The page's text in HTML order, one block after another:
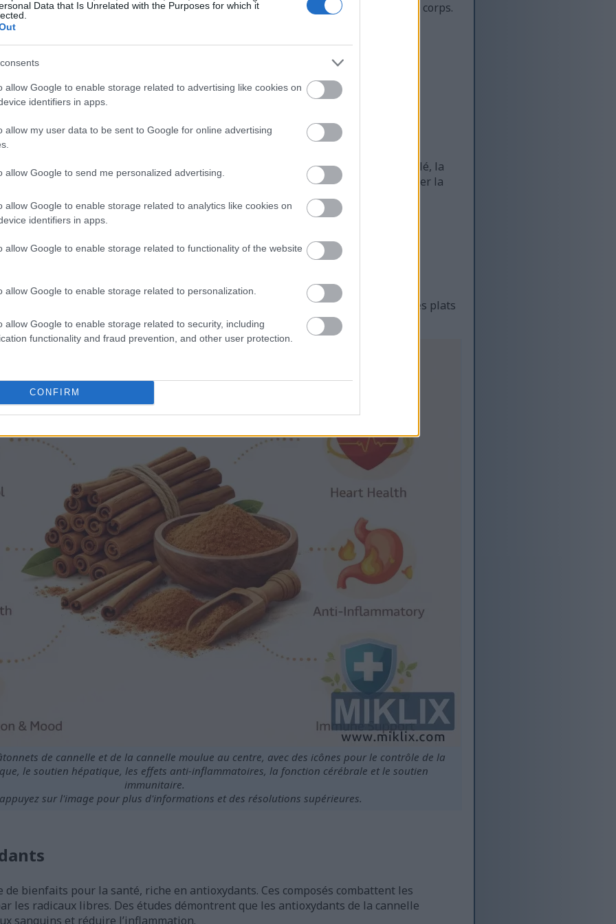
Data that Is Unrelated with the Purposes for which it
allow Google to enable storage related to advertising like cookies on
identifiers in apps.
allow my user data to be sent to Google for online advertising
allow Google to send me personalized advertising.
allow Google to enable storage related to analytics like cookies on
identifiers in apps.
allow Google to enable storage related to functionality of the website
allow Google to enable storage related to personalization.
allow Google to enable storage related to security, including
functionality and fraud prevention, and other user protection.
CONFIRM
jouait un rôle important. Il était utilisé en médecine, aidant à préserver les corps.
en faisaient un élément essentiel pour la cuisine et la santé.
Cinnamon a grandi. Dans l’Europe médiévale, c’est devenu un signe de richesse.
ses bienfaits pour la santé, montrant qu’il s’agissait d’un choix judicieux en
médicinales de la cannelle
épice savoureuse. Elle a des bienfaits incroyables pour la santé. L’ingrédient clé, la
végétaux, la rendent très bénéfique. Ces éléments contribuent à améliorer la
la santé sont vastes et significatifs. Voici quelques avantages clés :
les cellules des dommages.
qui peuvent soulager l’inflammation chronique.
qui aident à combattre les bactéries et les champignons.
peut améliorer à la fois le goût et la santé. C’est excellent dans le gruau ou les plats
savoureuse d’améliorer votre bien-être.
de cannelle et de la cannelle moulue au centre, avec des icônes pour le contrôle de la
le soutien hépatique, les effets anti-inflammatoires, la fonction cérébrale et le soutien
immunitaire.
sur l'image pour plus d'informations et des résolutions supérieures.
de bienfaits pour la santé, riche en antioxydants. Ces composés combattent les
les radicaux libres. Des études démontrent que les antioxydants de la cannelle
sanguins et réduire l’inflammation.